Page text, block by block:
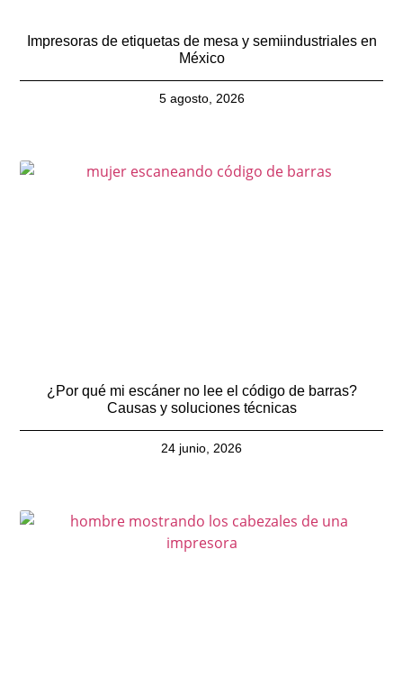
Impresoras de etiquetas de mesa y semiindustriales en
México
5 agosto, 2026
¿Por qué mi escáner no lee el código de barras?
Causas y soluciones técnicas
24 junio, 2026